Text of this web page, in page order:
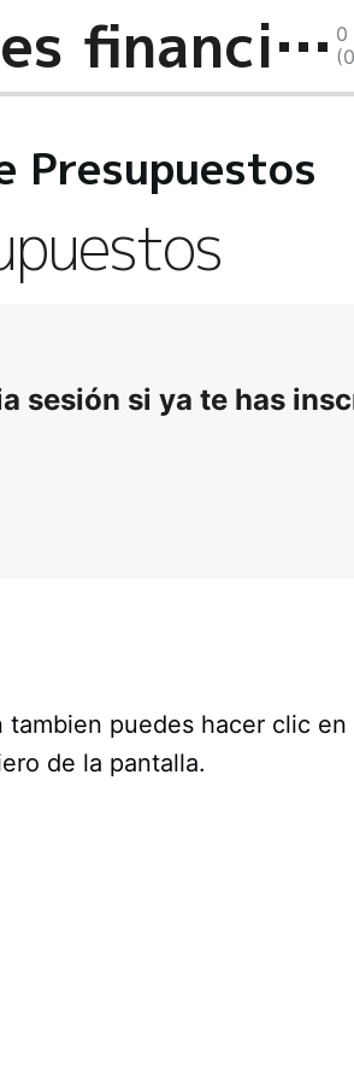
Flujo de caja y proyecciones financieras 0
Presupuestos
sesión si ya te has
puedes hacer clic
de la pantalla.